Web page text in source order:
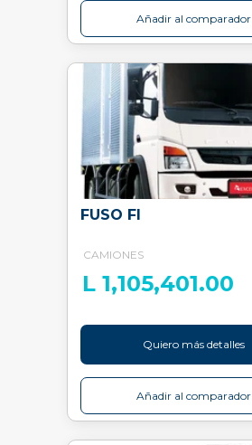
Añadir al comparador
FUSO FI
CAMIONES
L 1,105,401.00
Quiero más detalles
Añadir al comparador